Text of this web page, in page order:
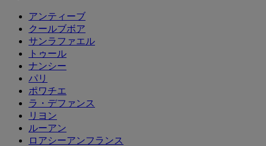
アンティーブ
クールブボア
サンラファエル
トゥール
ナンシー
パリ
ポワチエ
ラ・デファンス
リヨン
ルーアン
ロアシーアンフランス